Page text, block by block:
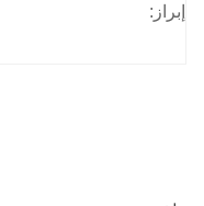
إبراز: